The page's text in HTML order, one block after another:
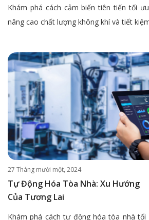
Khám phá cách cảm biến tiên tiến tối
nâng cao chất lượng không khí và tiết
27 Tháng mười một, 2024
Tự Động Hóa Tòa Nhà: Xu Hướng
Của Tương Lai
Khám phá cách tự động hóa tòa nhà